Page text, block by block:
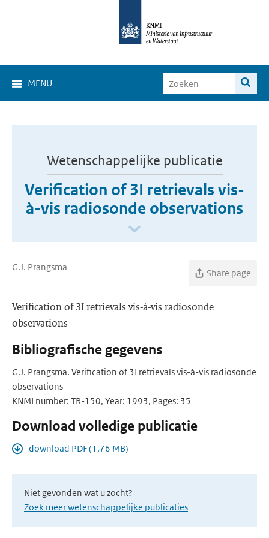
MENU
Wetenschappelijke publicatie
Verification of 3I retrievals vis-
à-vis radiosonde observations
G.J. Prangsma
Share page
Verification of 3I retrievals vis-à-vis radiosonde
observations
Bibliografische gegevens
G.J. Prangsma. Verification of 3I retrievals vis-à-vis radiosonde
observations
KNMI number: TR-150, Year: 1993, Pages: 35
Download volledige publicatie
download PDF (1,76 MB)
Niet gevonden wat u zocht?
Zoek meer wetenschappelijke publicaties